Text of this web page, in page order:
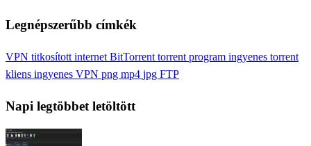
Legnépszerűbb címkék
VPN titkosított internet BitTorrent torrent program ingyenes torrent
kliens ingyenes VPN png mp4 jpg FTP
Napi legtöbbet letöltött